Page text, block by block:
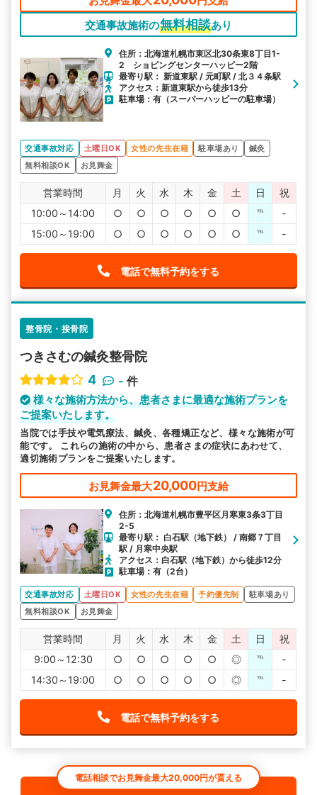
交通事故施術の無料相談あり
住所：北海道札幌市東区北30条東8丁目1-
2 ショピングセンターハッピー2階
最寄り駅： 新道東駅 / 元町駅 / 北３４条駅
アクセス：新道東駅から徒歩13分
駐車場：有（スーパーハッピーの駐車場）
交通事故対応 土曜日OK 女性の先生在籍 駐車場あり
鍼灸
無料相談OK
お見舞金
営業時間 月 火 水 木 金 土 日
祝
10:00～14:00
○ ○ ○ ○ ○ ○ ℡
-
15:00～19:00
○ ○ ○ ○ ○ ○ ℡ -
電話で無料予約をする
整骨院・接骨院
つきさむの鍼灸整骨院
4
- 件
様々な施術方法から、患者さまに最適な施術プランを
ご提案いたします。
当院では手技や電気療法、鍼灸、各種矯正など、様々な施術が可
能です。 これらの施術の中から、患者さまの症状にあわせて、
適切施術プランをご提案いたします。
お見舞金最大20,000円支給
住所：北海道札幌市豊平区月寒東3条3丁目
2-5
最寄り駅： 白石駅（地下鉄） / 南郷７丁目
駅 / 月寒中央駅
アクセス：白石駅（地下鉄）から徒歩12分
駐車場：有（2台）
交通事故対応 土曜日OK 女性の先生在籍 予約優先制
駐車場あり
無料相談OK
お見舞金
営業時間 月 火 水 木 金 土 日
祝
9:00～12:30
○ ○ ○ ○ ○ ◎ ℡
-
14:30～19:00
○ ○ ○ ○ ○ ◎ ℡ -
電話で無料予約をする
電話相談でお見舞金最大20,000円が貰える